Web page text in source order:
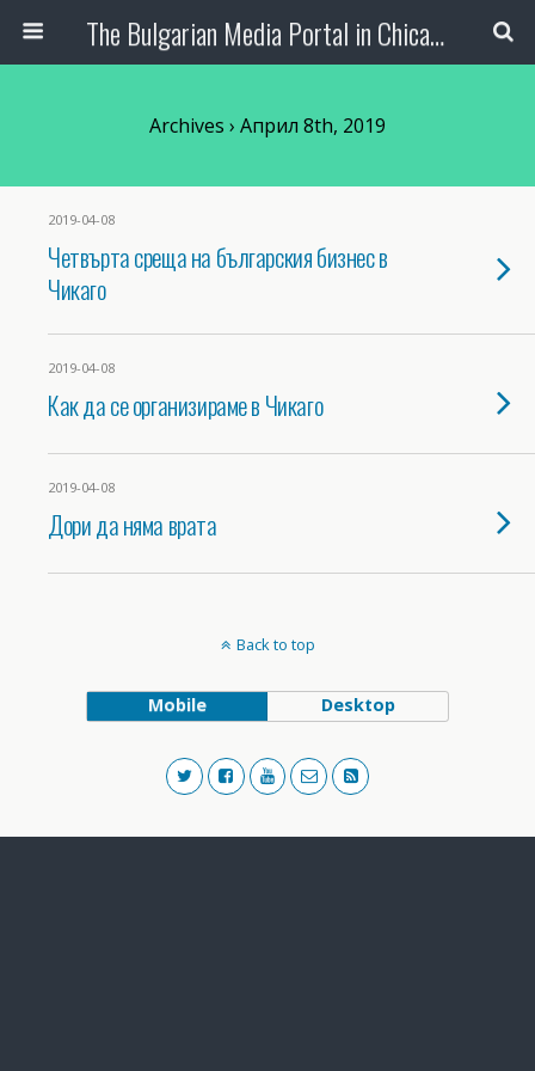
The Bulgarian Media Portal in Chicago
Archives › Април 8th, 2019
2019-04-08
Четвърта среща на българския бизнес в
Чикаго
2019-04-08
Как да се организираме в Чикаго
2019-04-08
Дори да няма врата
Back to top
Mobile Desktop